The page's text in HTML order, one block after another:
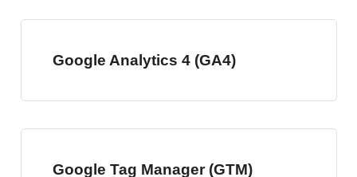
Google Analytics 4 (GA4)
Google Tag Manager (GTM)